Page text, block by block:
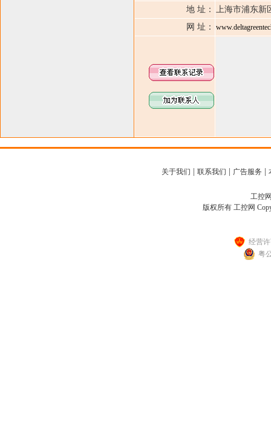
地 址： 上海市浦东新
网 址：
关于我们 联系我们 广告服务
工控
版权所有 工控网
经营
粤